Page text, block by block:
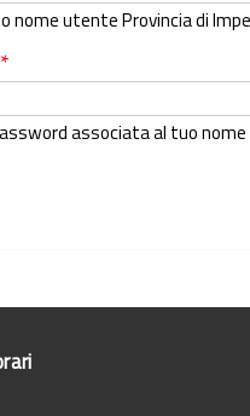
nome utente Provincia di
*
associata al tuo